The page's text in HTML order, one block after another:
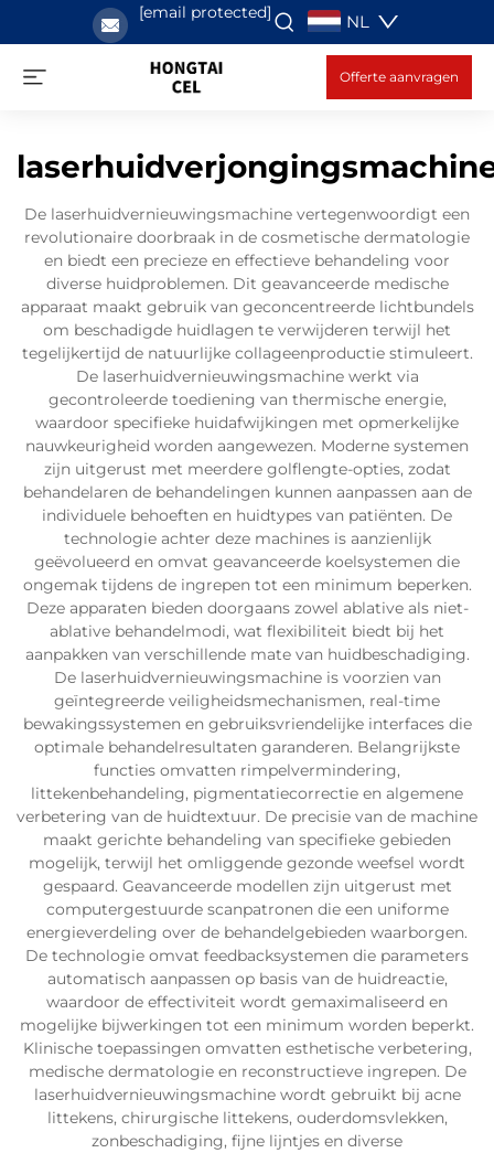
[email protected] NL
Offerte aanvragen
De laserhuidvernieuwingsmachine vertegenwoordigt een
revolutionaire doorbraak in de cosmetische dermatologie
en biedt een precieze en effectieve behandeling voor
diverse huidproblemen. Dit geavanceerde medische
apparaat maakt gebruik van geconcentreerde lichtbundels
om beschadigde huidlagen te verwijderen terwijl het
tegelijkertijd de natuurlijke collageenproductie stimuleert.
De laserhuidvernieuwingsmachine werkt via
gecontroleerde toediening van thermische energie,
waardoor specifieke huidafwijkingen met opmerkelijke
nauwkeurigheid worden aangewezen. Moderne systemen
zijn uitgerust met meerdere golflengte-opties, zodat
behandelaren de behandelingen kunnen aanpassen aan de
individuele behoeften en huidtypes van patiënten. De
technologie achter deze machines is aanzienlijk
geëvolueerd en omvat geavanceerde koelsystemen die
ongemak tijdens de ingrepen tot een minimum beperken.
Deze apparaten bieden doorgaans zowel ablative als niet-
ablative behandelmodi, wat flexibiliteit biedt bij het
aanpakken van verschillende mate van huidbeschadiging.
De laserhuidvernieuwingsmachine is voorzien van
geïntegreerde veiligheidsmechanismen, real-time
bewakingssystemen en gebruiksvriendelijke interfaces die
optimale behandelresultaten garanderen. Belangrijkste
functies omvatten rimpelvermindering,
littekenbehandeling, pigmentatiecorrectie en algemene
verbetering van de huidtextuur. De precisie van de machine
maakt gerichte behandeling van specifieke gebieden
mogelijk, terwijl het omliggende gezonde weefsel wordt
gespaard. Geavanceerde modellen zijn uitgerust met
computergestuurde scanpatronen die een uniforme
energieverdeling over de behandelgebieden waarborgen.
De technologie omvat feedbacksystemen die parameters
automatisch aanpassen op basis van de huidreactie,
waardoor de effectiviteit wordt gemaximaliseerd en
mogelijke bijwerkingen tot een minimum worden beperkt.
Klinische toepassingen omvatten esthetische verbetering,
medische dermatologie en reconstructieve ingrepen. De
laserhuidvernieuwingsmachine wordt gebruikt bij acne
littekens, chirurgische littekens, ouderdomsvlekken,
zonbeschadiging, fijne lijntjes en diverse